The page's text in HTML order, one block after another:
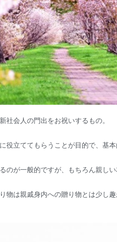
社会人の門出をお祝いするもの。
役立ててもらうことが目的で、基
のが一般的ですが、もちろん親し
物は親戚身内への贈り物とは少し